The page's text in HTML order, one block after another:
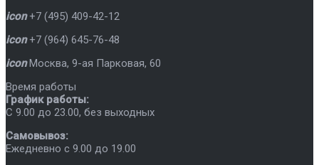
icon +7 (495) 409-42-12
icon +7 (964) 645-76-48
icon Москва, 9-ая Парковая, 60
Время работы
График работы:
C 9.00 до 23.00, без выходных
Самовывоз:
Ежедневно с 9.00 до 19.00